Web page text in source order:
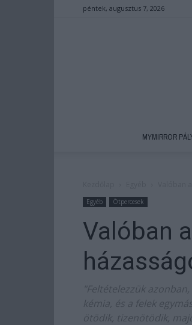
péntek, augusztus 7, 2026
MYMIRROR
Egyéb Ötpercesek
Valóban
"Feltételezzük
kémia, és a felek
ötödik, tizenötödik,